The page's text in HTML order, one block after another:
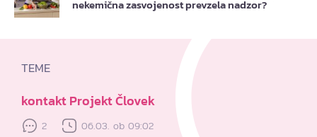
nekemična zasvojenost prevzela nadzor?
TEME
kontakt Projekt Človek
2 06.03. ob 09:02